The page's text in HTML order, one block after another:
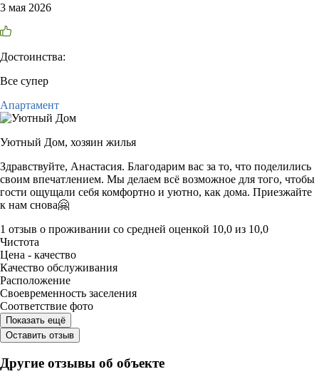
3 мая 2026
Достоинства:
Все супер
Апартамент
Уютный Дом, хозяин жилья
Здравствуйте, Анастасия. Благодарим вас за то, что поделились
своим впечатлением. Мы делаем всё возможное для того, чтобы
гости ощущали себя комфортно и уютно, как дома. Приезжайте
к нам снова🤗
1 отзыв о проживании со средней оценкой 10,0 из 10,0
Чистота
Цена - качество
Качество обслуживания
Расположение
Своевременность заселения
Соответствие фото
Показать ещё
Оставить отзыв
Другие отзывы об объекте